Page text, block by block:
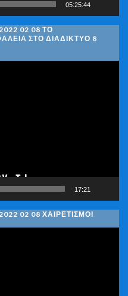
05:25:44
02 08 ΤΟ
ΣΤΟ ΔΙΑΔΊΚΤΥΟ 8
17:21
02 08 ΧΑΙΡΕΤΙΣΜΟΊ